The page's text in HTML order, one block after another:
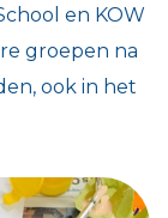
en KOW
groepen na
ook in het